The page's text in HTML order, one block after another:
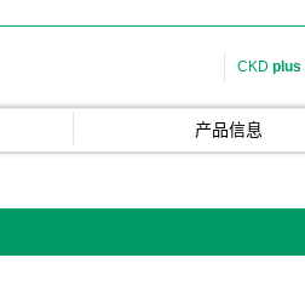
CKD plus
产品信息